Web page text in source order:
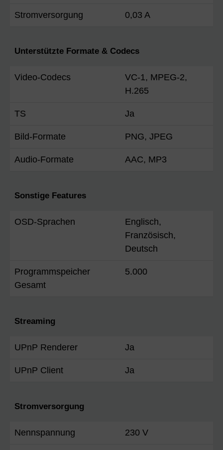
Stromversorgung 0,03 A
Unterstützte Formate & Codecs
Video-Codecs
VC-1, MPEG-2,
H.265
TS Ja
Bild-Formate PNG, JPEG
Audio-Formate AAC, MP3
Sonstige Features
OSD-Sprachen
Englisch,
Französisch,
Deutsch
Programmspeicher
Gesamt
5.000
Streaming
UPnP Renderer Ja
UPnP Client Ja
Stromversorgung
Nennspannung 230 V